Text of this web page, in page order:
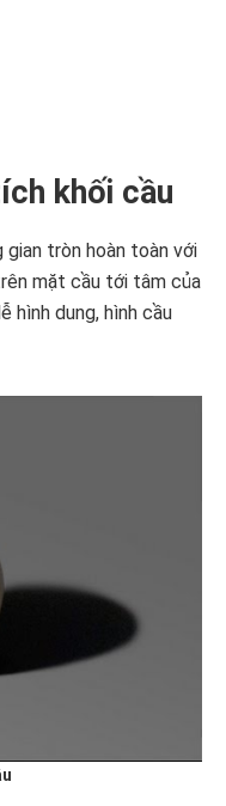
khối cầu
tròn hoàn toàn với
mặt cầu tới tâm của
hình dung, hình cầu